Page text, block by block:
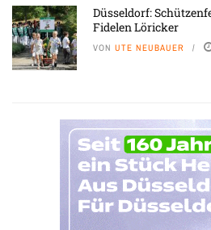
Düsseldorf:
Fidelen Löricker
VON UTE NEUBAUER